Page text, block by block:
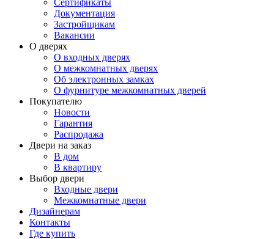
Сертификаты
Документация
Застройщикам
Вакансии
О дверях
О входных дверях
О межкомнатных дверях
Об электронных замках
О фурнитуре межкомнатных дверей
Покупателю
Новости
Гарантия
Распродажа
Двери на заказ
В дом
В квартиру
Выбор двери
Входные двери
Межкомнатные двери
Дизайнерам
Контакты
Где купить